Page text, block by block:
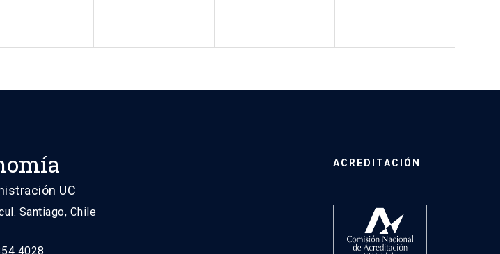
UC
Santiago, Chile
4028
ACREDITACIÓN